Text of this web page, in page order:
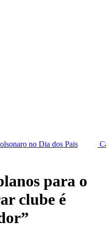
Carga extra de
para o
clube é